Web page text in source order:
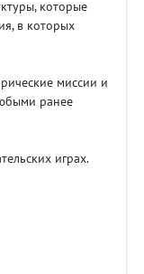
которые
в которых
миссии и
ранее
играх.